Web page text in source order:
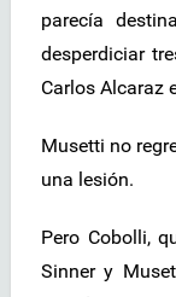
parecía
desperdiciar
Carlos Alcaraz
Musetti no
una lesión.
Pero Cobolli,
Sinner y